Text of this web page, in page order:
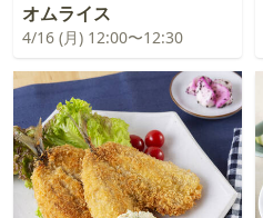
オムライス
4/16 (月) 12:00〜12:30